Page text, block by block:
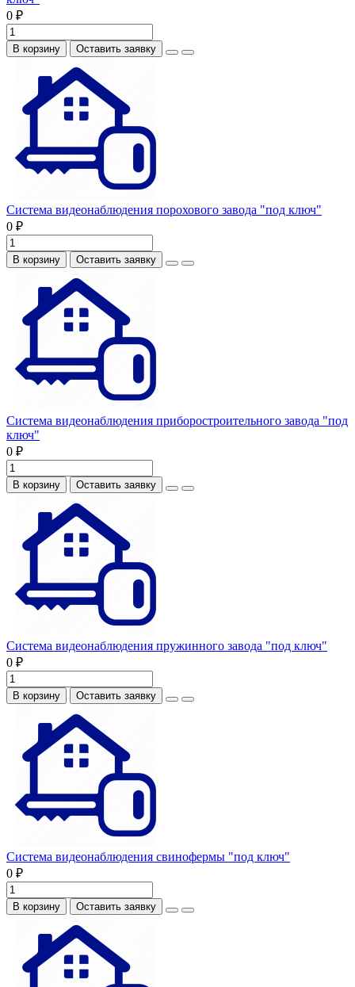
0 ₽
В корзину Оставить заявку
Система видеонаблюдения порохового завода "под ключ"
0 ₽
В корзину Оставить заявку
Система видеонаблюдения приборостроительного завода "под
ключ"
0 ₽
В корзину Оставить заявку
Система видеонаблюдения пружинного завода "под ключ"
0 ₽
В корзину Оставить заявку
Система видеонаблюдения свинофермы "под ключ"
0 ₽
В корзину Оставить заявку